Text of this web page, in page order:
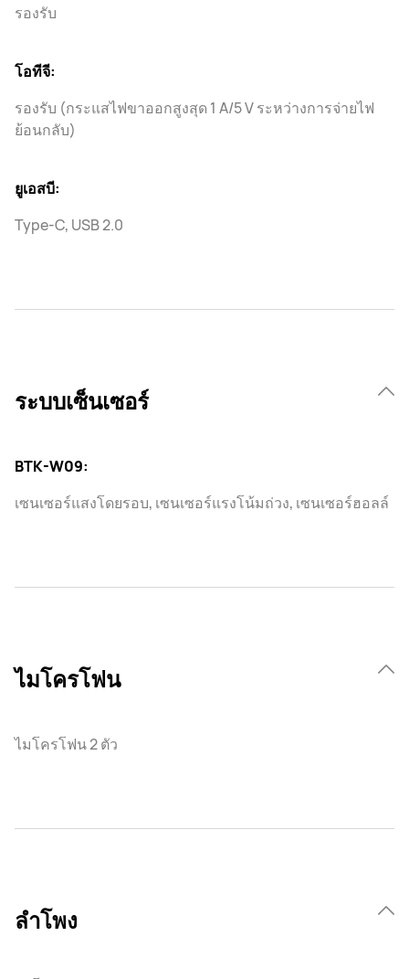
รองรับ
โอทีจี:
รองรับ (กระแสไฟขาออกสูงสุด 1 A/5 V ระหว่างการจ่ายไฟ
ย้อนกลับ)
ยูเอสบี:
Type-C, USB 2.0
ระบบเซ็นเซอร์
BTK-W09:
เซนเซอร์แสงโดยรอบ, เซนเซอร์แรงโน้มถ่วง, เซนเซอร์ฮอลล์
ไมโครโฟน
ไมโครโฟน 2 ตัว
ลำโพง